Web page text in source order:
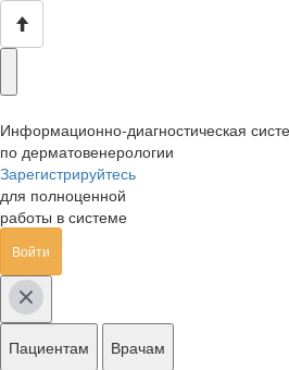
Информационно-диагностическая
по дерматовенерологии
Зарегистрируйтесь
для полноценной
работы в системе
Войти
Пациентам
Врачам